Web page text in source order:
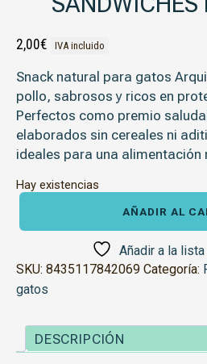
2,00€ IVA incluido
Snack natural para gatos
pollo, sabrosos y ricos en
Perfectos como premio
elaborados sin cereales ni
ideales para una alimentación
Hay existencias
AÑADIR AL
Añadir a la
SKU: 8435117842069 Categoría:
gatos
DESCRIPCIÓN